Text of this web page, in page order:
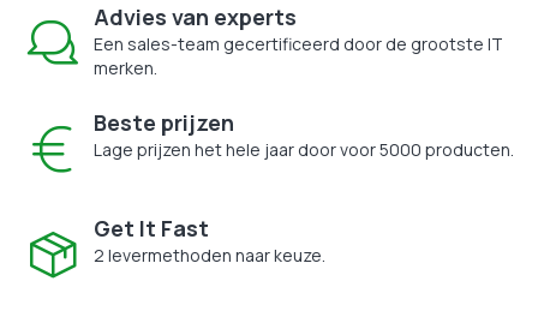
Advies van experts
Een sales-team gecertificeerd door de grootste IT
merken.
Beste prijzen
Lage prijzen het hele jaar door voor 5000 producten.
Get It Fast
2 levermethoden naar keuze.